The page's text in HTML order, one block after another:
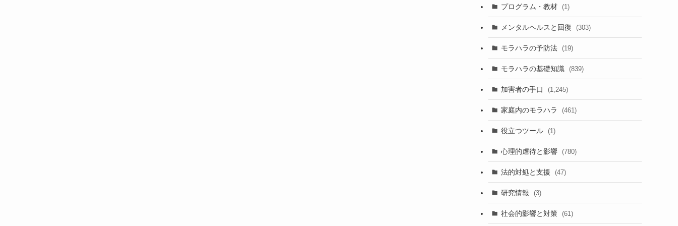
プログラム・教材 (1)
メンタルヘルスと回復 (303)
モラハラの予防法 (19)
モラハラの基礎知識 (839)
加害者の手口 (1,245)
家庭内のモラハラ (461)
役立つツール (1)
心理的虐待と影響 (780)
法的対処と支援 (47)
研究情報 (3)
社会的影響と対策 (61)